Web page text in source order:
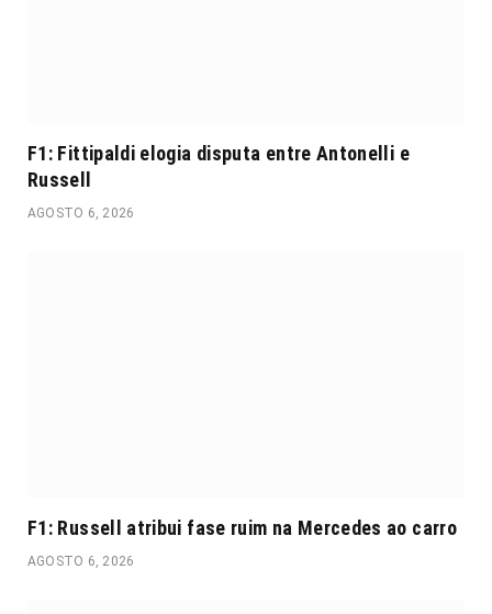
F1: Fittipaldi elogia disputa entre Antonelli e
Russell
AGOSTO 6, 2026
F1: Russell atribui fase ruim na Mercedes ao carro
AGOSTO 6, 2026